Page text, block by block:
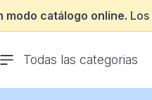
modo catálogo online.
Todas las categorias